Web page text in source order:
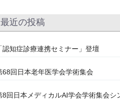
最近の投稿
認知症診療連携セミナー」登壇
68回日本老年医学会学術集会
8回日本メディカルAI学会学術集会シ